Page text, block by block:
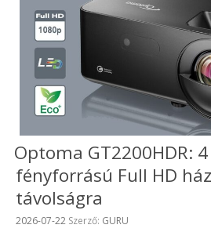
Optoma GT2200HDR: 4
fényforrású Full HD
távolságra
Beküldve:
2026-07-22 Szerző: GURU